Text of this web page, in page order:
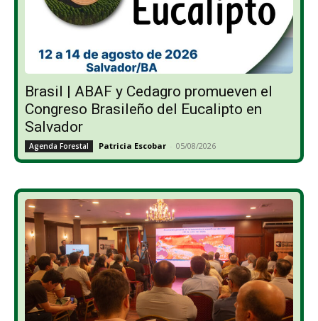
Brasil | ABAF y Cedagro promueven el
Congreso Brasileño del Eucalipto en
Salvador
Agenda Forestal Patricia Escobar - 05/08/2026